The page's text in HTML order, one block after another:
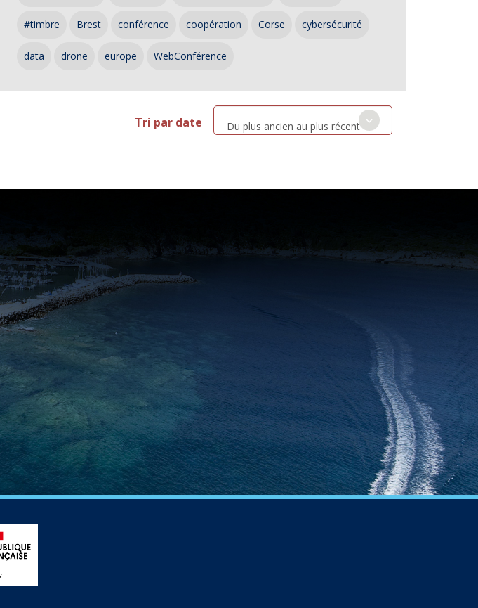
#timbre Brest conférence coopération Corse cybersécurité
data drone europe WebConférence
Tri par date Du plus ancien au plus récent